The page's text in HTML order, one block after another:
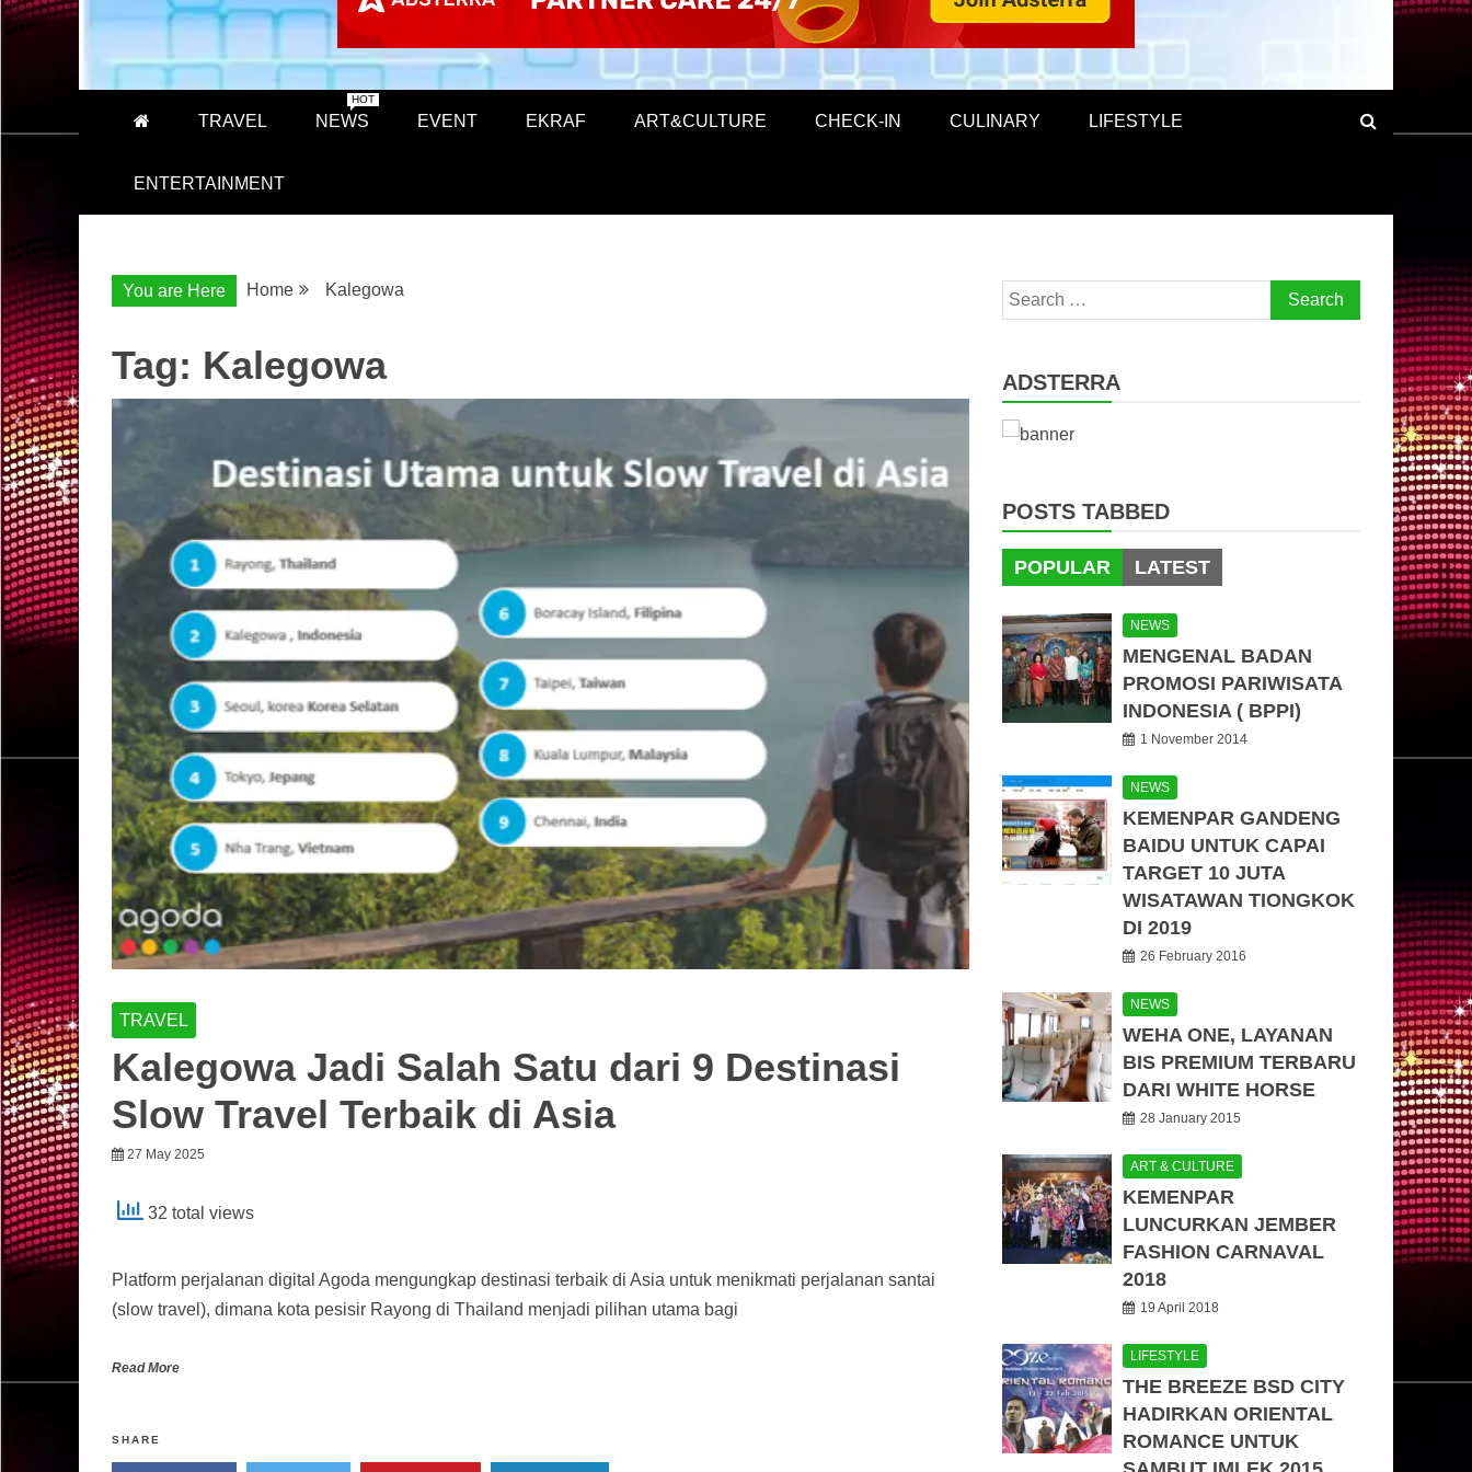
TRAVEL NEWS
HOT
EVENT EKRAF ART&CULTURE CHECK-IN CULINARY LIFESTYLE
ENTERTAINMENT
You are Here Home Kalegowa
Tag: Kalegowa
TRAVEL
Kalegowa Jadi Salah Satu dari 9 Destinasi
Slow Travel Terbaik di Asia
27 May 2025
32 total views
Platform perjalanan digital Agoda mengungkap destinasi terbaik di Asia untuk menikmati perjalanan santai
(slow travel), dimana kota pesisir Rayong di Thailand menjadi pilihan utama bagi
Read More
SHARE
Search
for:
ADSTERRA
POSTS TABBED
POPULAR LATEST
NEWS
MENGENAL BADAN
PROMOSI PARIWISATA
INDONESIA ( BPPI)
1 November 2014
NEWS
KEMENPAR GANDENG
BAIDU UNTUK CAPAI
TARGET 10 JUTA
WISATAWAN TIONGKOK
DI 2019
26 February 2016
NEWS
WEHA ONE, LAYANAN
BIS PREMIUM TERBARU
DARI WHITE HORSE
28 January 2015
ART & CULTURE
KEMENPAR
LUNCURKAN JEMBER
FASHION CARNAVAL
2018
19 April 2018
LIFESTYLE
THE BREEZE BSD CITY
HADIRKAN ORIENTAL
ROMANCE UNTUK